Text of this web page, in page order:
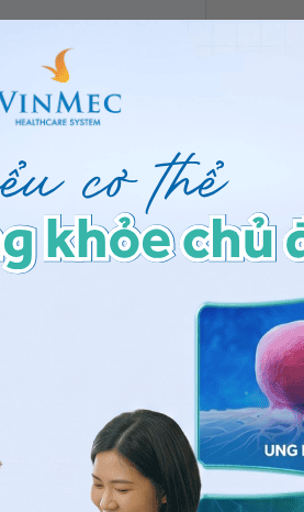
và chấp thuận để